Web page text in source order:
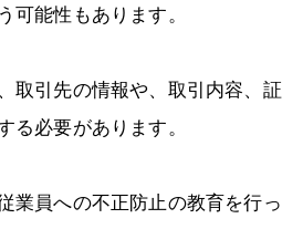
可能性もあります。
取引先の情報や、取引内容、証
る必要があります。
業員への不正防止の教育を行っ